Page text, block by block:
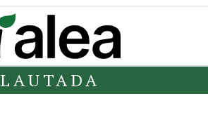
LAUTADA